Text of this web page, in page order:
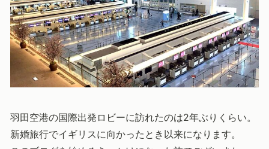
羽田空港の国際出発ロビーに訪れたのは2年ぶりくらい。
新婚旅行でイギリスに向かったとき以来になります。